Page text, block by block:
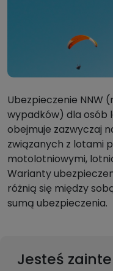
Ubezpieczenie NNW
wypadków) dla osób
obejmuje zazwyczaj
związanych z lotami
motolotniowymi,
Warianty
różnią się między
sumą ubezpieczenia.
Jesteś